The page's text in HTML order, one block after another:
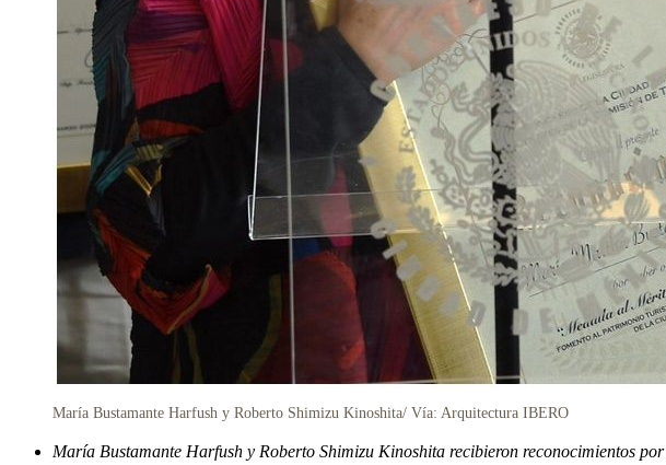
María Bustamante Harfush y Roberto Shimizu Kinoshita/ Vía: Arquitectura IBERO
María Bustamante Harfush y Roberto Shimizu Kinoshita recibieron reconocimientos